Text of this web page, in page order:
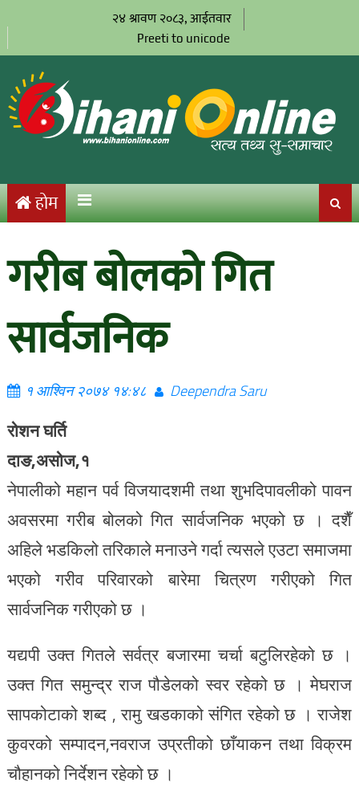
२४ श्रावण २०८३, आईतवार
Preeti to unicode
होम
गरीब बोलको गित
सार्वजनिक
१ आश्विन २०७४ १४:४८ Deependra Saru
रोशन घर्ति
दाङ,असोज,१
नेपालीको महान पर्व विजयादशमी तथा शुभदिपावलीको पावन
अवसरमा गरीब बोलको गित सार्वजनिक भएको छ । दशैँ
अहिले भडकिलो तरिकाले मनाउने गर्दा त्यसले एउटा समाजमा
भएको गरीव परिवारको बारेमा चित्रण गरीएको गित
सार्वजनिक गरीएको छ ।
यद्यपी उक्त गितले सर्वत्र बजारमा चर्चा बटुलिरहेको छ ।
उक्त गित समुन्द्र राज पौडेलको स्वर रहेको छ । मेघराज
सापकोटाको शब्द , रामु खडकाको संगित रहेको छ । राजेश
कुवरको सम्पादन,नवराज उप्रतीको छाँयाकन तथा विक्रम
चौहानको निर्देशन रहेको छ ।